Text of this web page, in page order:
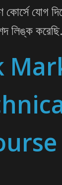
কোর্সে যোগ
লিঙ্ক করেছি.